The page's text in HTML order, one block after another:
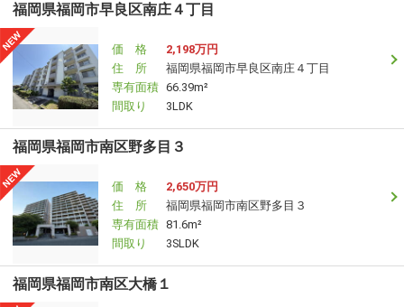
福岡県福岡市早良区南庄４丁目
価 格
2,198万円
住 所
福岡県福岡市早良区南庄４丁目
専有面積 66.39m²
間取り
3LDK
福岡県福岡市南区野多目３
価 格
2,650万円
住 所
福岡県福岡市南区野多目３
専有面積 81.6m²
間取り
3SLDK
福岡県福岡市南区大橋１